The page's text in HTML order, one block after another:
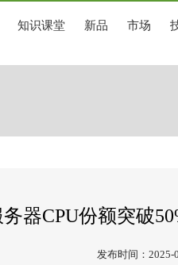
知识课堂 新品 市场
器CPU份额突破
发布时间：2025-